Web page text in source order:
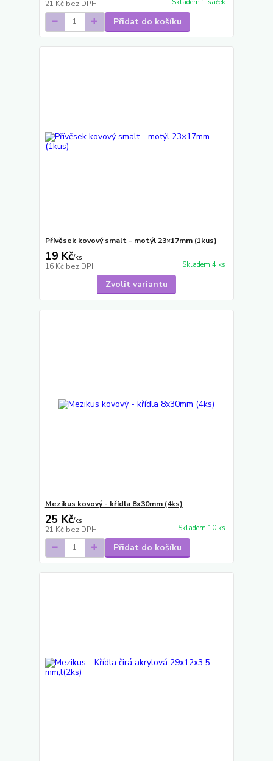
21 Kč bez DPH Skladem 1 sáček
Přidat do košíku
Přívěsek kovový smalt - motýl 23×17mm (1kus)
19 Kč/ks
16 Kč bez DPH Skladem 4 ks
Zvolit variantu
Mezikus kovový - křídla 8x30mm (4ks)
25 Kč/ks
21 Kč bez DPH Skladem 10 ks
Přidat do košíku